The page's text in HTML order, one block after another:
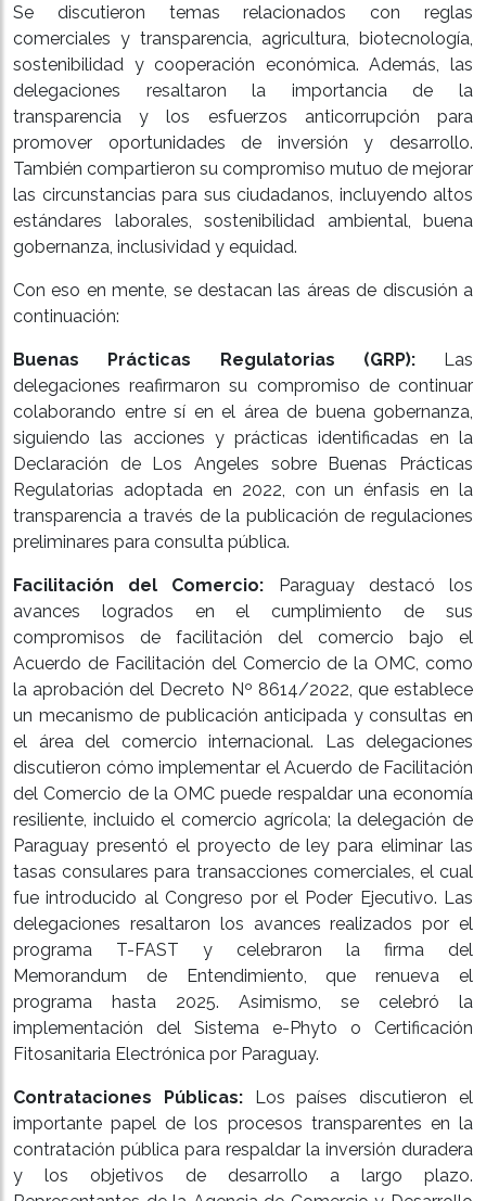
Se discutieron temas relacionados con reglas
comerciales y transparencia, agricultura, biotecnología,
sostenibilidad y cooperación económica. Además, las
delegaciones resaltaron la importancia de la
transparencia y los esfuerzos anticorrupción para
promover oportunidades de inversión y desarrollo.
También compartieron su compromiso mutuo de mejorar
las circunstancias para sus ciudadanos, incluyendo altos
estándares laborales, sostenibilidad ambiental, buena
gobernanza, inclusividad y equidad.
Con eso en mente, se destacan las áreas de discusión a
continuación:
Buenas Prácticas Regulatorias (GRP):Las
delegaciones reafirmaron su compromiso de continuar
colaborando entre sí en el área de buena gobernanza,
siguiendo las acciones y prácticas identificadas en la
Declaración de Los Angeles sobre Buenas Prácticas
Regulatorias adoptada en 2022, con un énfasis en la
transparencia a través de la publicación de regulaciones
preliminares para consulta pública.
Facilitación del Comercio: Paraguay destacó los
avances logrados en el cumplimiento de sus
compromisos de facilitación del comercio bajo el
Acuerdo de Facilitación del Comercio de la OMC, como
la aprobación del Decreto Nº 8614/2022, que establece
un mecanismo de publicación anticipada y consultas en
el área del comercio internacional. Las delegaciones
discutieron cómo implementar el Acuerdo de Facilitación
del Comercio de la OMC puede respaldar una economía
resiliente, incluido el comercio agrícola; la delegación de
Paraguay presentó el proyecto de ley para eliminar las
tasas consulares para transacciones comerciales, el cual
fue introducido al Congreso por el Poder Ejecutivo. Las
delegaciones resaltaron los avances realizados por el
programa T-FAST y celebraron la firma del
Memorandum de Entendimiento, que renueva el
programa hasta 2025. Asimismo, se celebró la
implementación del Sistema e-Phyto o Certificación
Fitosanitaria Electrónica por Paraguay.
Contrataciones Públicas:Los países discutieron el
importante papel de los procesos transparentes en la
contratación pública para respaldar la inversión duradera
y los objetivos de desarrollo a largo plazo.